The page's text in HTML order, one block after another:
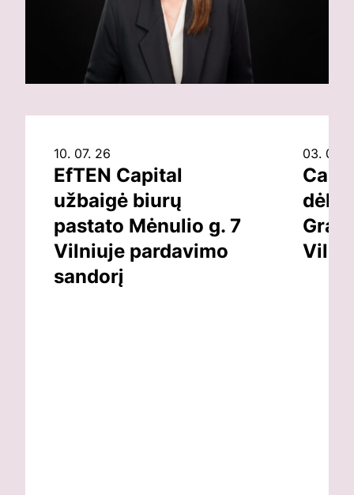
10. 07. 26
EfTEN Capital
užbaigė biurų
pastato Mėnulio g. 7
Vilniuje pardavimo
sandorį
03. 07.
dėl